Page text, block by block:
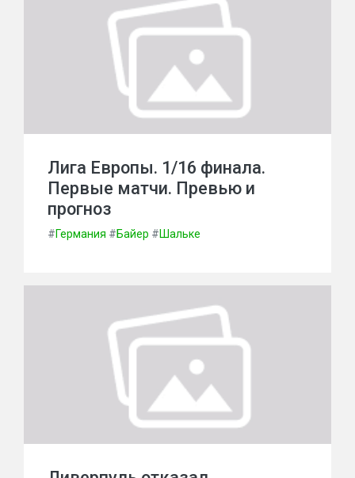
Лига Европы. 1/16 финала.
Первые матчи. Превью и
прогноз
#Германия #Байер #Шальке